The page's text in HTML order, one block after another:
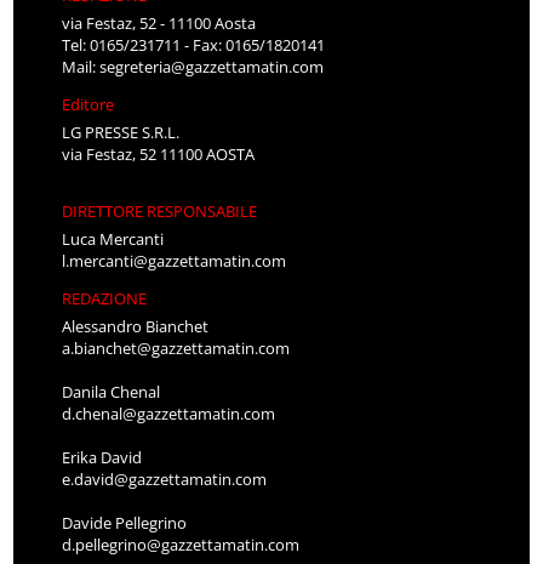
via Festaz, 52 - 11100 Aosta
Tel: 0165/231711 - Fax: 0165/1820141
Mail:segreteria@gazzettamatin.com
Editore
LG PRESSE S.R.L.
via Festaz, 52 11100 AOSTA
DIRETTORE RESPONSABILE
Luca Mercanti
l.mercanti@gazzettamatin.com
REDAZIONE
Alessandro Bianchet
a.bianchet@gazzettamatin.com
Danila Chenal
d.chenal@gazzettamatin.com
Erika David
e.david@gazzettamatin.com
Davide Pellegrino
d.pellegrino@gazzettamatin.com